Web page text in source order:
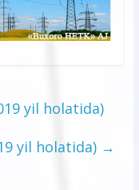
yil holatida)
yil holatida) →